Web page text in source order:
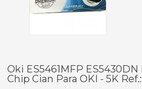
Oki ES5461MFP ES5430DN
Chip Cian Para OKI - 5K